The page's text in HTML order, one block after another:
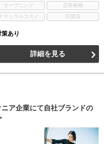
オープニング
店長候補
チュラルコスメ 百貨店
あり
詳細を見る
ア企業にて自社ブランドの